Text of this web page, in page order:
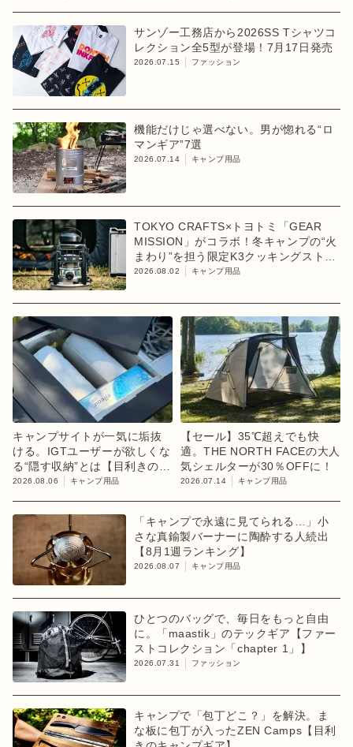
サンゾー工務店から2026SS Tシャツコ
レクション全5型が登場！7月17日発売
2026.07.15 ファッション
機能だけじゃ選べない。男が惚れる“ロ
マンギア”7選
2026.07.14 キャンプ用品
TOKYO CRAFTS×トヨトミ「GEAR
MISSION」がコラボ！冬キャンプの“火
まわり”を担う限定K3クッキングストー
ブが登場
2026.08.02 キャンプ用品
キャンプサイトが一気に垢抜
ける。IGTユーザーが欲しくな
る“隠す収納”とは【目利きのキ
ャンプギア】
2026.08.06 キャンプ用品
【セール】35℃超えでも快
適。THE NORTH FACEの大人
気シェルターが30％OFFに！
2026.07.14 キャンプ用品
「キャンプで永遠に見てられる…」小
さな真鍮製バーナーに陶酔する人続出
【8月1週ランキング】
2026.08.07 キャンプ用品
ひとつのバッグで、毎日をもっと自由
に。「maastik」のテックギア【ファー
ストコレクション「chapter 1」】
2026.07.31 ファッション
キャンプで「包丁どこ？」を解決。ま
な板に包丁が入ったZEN Camps【目利